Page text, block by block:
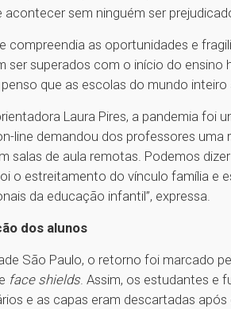
acontecer sem ninguém ser
compreendia as oportunidades e
ser superados com o início do
que as escolas do mundo
Laura Pires, a pandemia foi
line demandou dos professores
salas de aula remotas. Podemos
o estreitamento do vínculo família e
da educação infantil”, expressa.
dos alunos
São Paulo, o retorno foi marcado
face shields. Assim, os estudantes e
e as capas eram descartadas